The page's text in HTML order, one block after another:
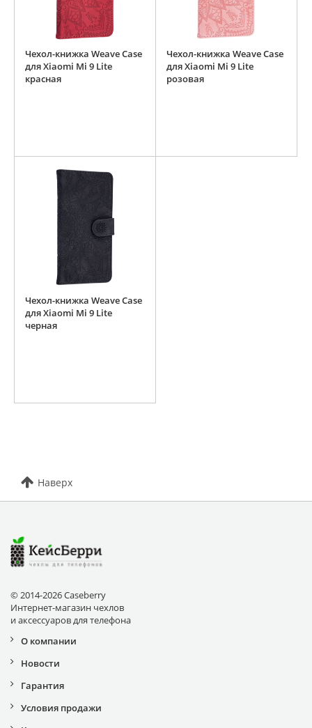
Чехол-книжка Weave Case
для Xiaomi Mi 9 Lite
красная
Чехол-книжка Weave Case
для Xiaomi Mi 9 Lite
розовая
Чехол-книжка Weave Case
для Xiaomi Mi 9 Lite
черная
Наверх
© 2014-2026 Caseberry
Интернет-магазин чехлов
и аксессуаров для телефона
О компании
Новости
Гарантия
Условия продажи